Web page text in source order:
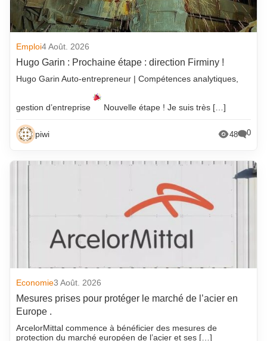
Emploi4 Août. 2026
Hugo Garin : Prochaine étape : direction Firminy !
Hugo Garin Auto-entrepreneur | Compétences analytiques,
gestion d’entreprise Nouvelle étape ! Je suis très […]
piwi 48 0
Economie3 Août. 2026
Mesures prises pour protéger le marché de l’acier en
Europe .
ArcelorMittal commence à bénéficier des mesures de
protection du marché européen de l’acier et ses […]